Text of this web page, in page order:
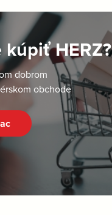
kúpiť HERZ?
dobrom
obchode